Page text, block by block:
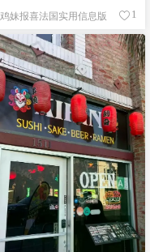
鸡妹报喜法国实用信息版 1